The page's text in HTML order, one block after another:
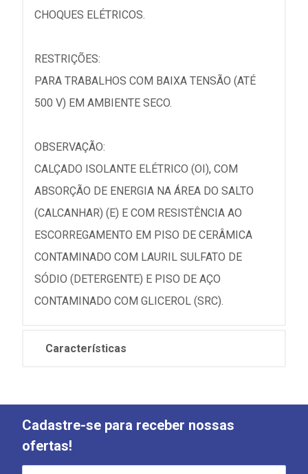
CHOQUES ELÉTRICOS.
RESTRIÇÕES:
PARA TRABALHOS COM BAIXA TENSÃO (ATÉ
500 V) EM AMBIENTE SECO.
OBSERVAÇÃO:
CALÇADO ISOLANTE ELÉTRICO (OI), COM
ABSORÇÃO DE ENERGIA NA ÁREA DO SALTO
(CALCANHAR) (E) E COM RESISTÊNCIA AO
ESCORREGAMENTO EM PISO DE CERÂMICA
CONTAMINADO COM LAURIL SULFATO DE
SÓDIO (DETERGENTE) E PISO DE AÇO
CONTAMINADO COM GLICEROL (SRC).
Características
Cadastre-se para receber nossas
ofertas!